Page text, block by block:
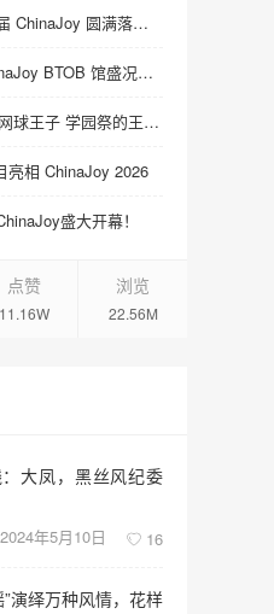
43.89万人次再创新高！第 23 届 ChinaJoy 圆满落幕：感谢有你，共赴这场“与 AI 同游”的盛夏之约
领航出海·连接全球：2026 ChinaJoy BTOB 馆盛况空前
《网球王子》恋爱冒险游戏 《网球王子 学园祭的王子们 ♡-40 and more…》与《网球王子 心跳求生 Tie break ♡game》发售
亮相 ChinaJoy 2026
盛大开幕！
点赞
11.16W
浏览
22.56M
大凤，黑丝风纪委
2024年5月10日 16
”演绎万种风情，花样